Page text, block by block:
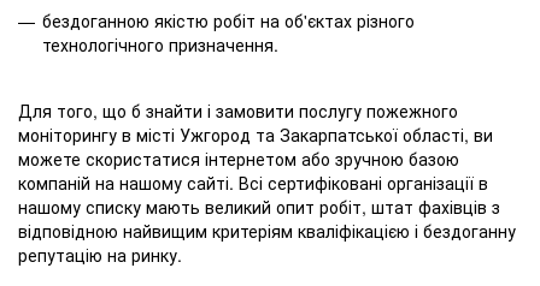
бездоганною якістю робіт на об'єктах різного
технологічного призначення.
Для того, що б знайти і замовити послугу пожежного
моніторингу в місті Ужгород та Закарпатської області, ви
можете скористатися інтернетом або зручною базою
компаній на нашому сайті. Всі сертифіковані організації в
нашому списку мають великий опит робіт, штат фахівців з
відповідною найвищим критеріям кваліфікацією і бездоганну
репутацію на ринку.